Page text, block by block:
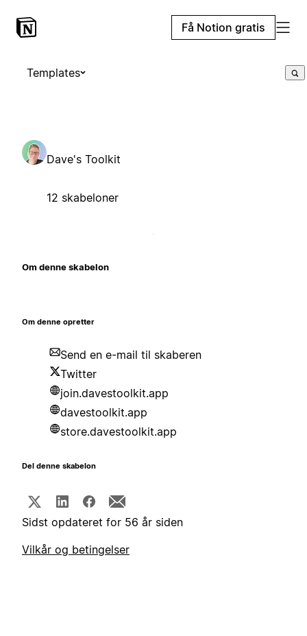
Få Notion gratis
Templates
Dave's Toolkit
12 skabeloner
Om denne skabelon
Om denne opretter
Send en e-mail til skaberen
Twitter
join.davestoolkit.app
davestoolkit.app
store.davestoolkit.app
Del denne skabelon
Sidst opdateret for 56 år siden
Vilkår og betingelser